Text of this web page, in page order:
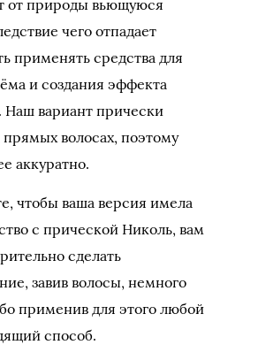
от природы вьющуюся
чего отпадает
применять средства для
и создания эффекта
Наш вариант прически
прямых волосах, поэтому
аккуратно.
чтобы ваша версия имела
с прической Николь, вам
сделать
завив волосы, немного
применив для этого любой
способ.